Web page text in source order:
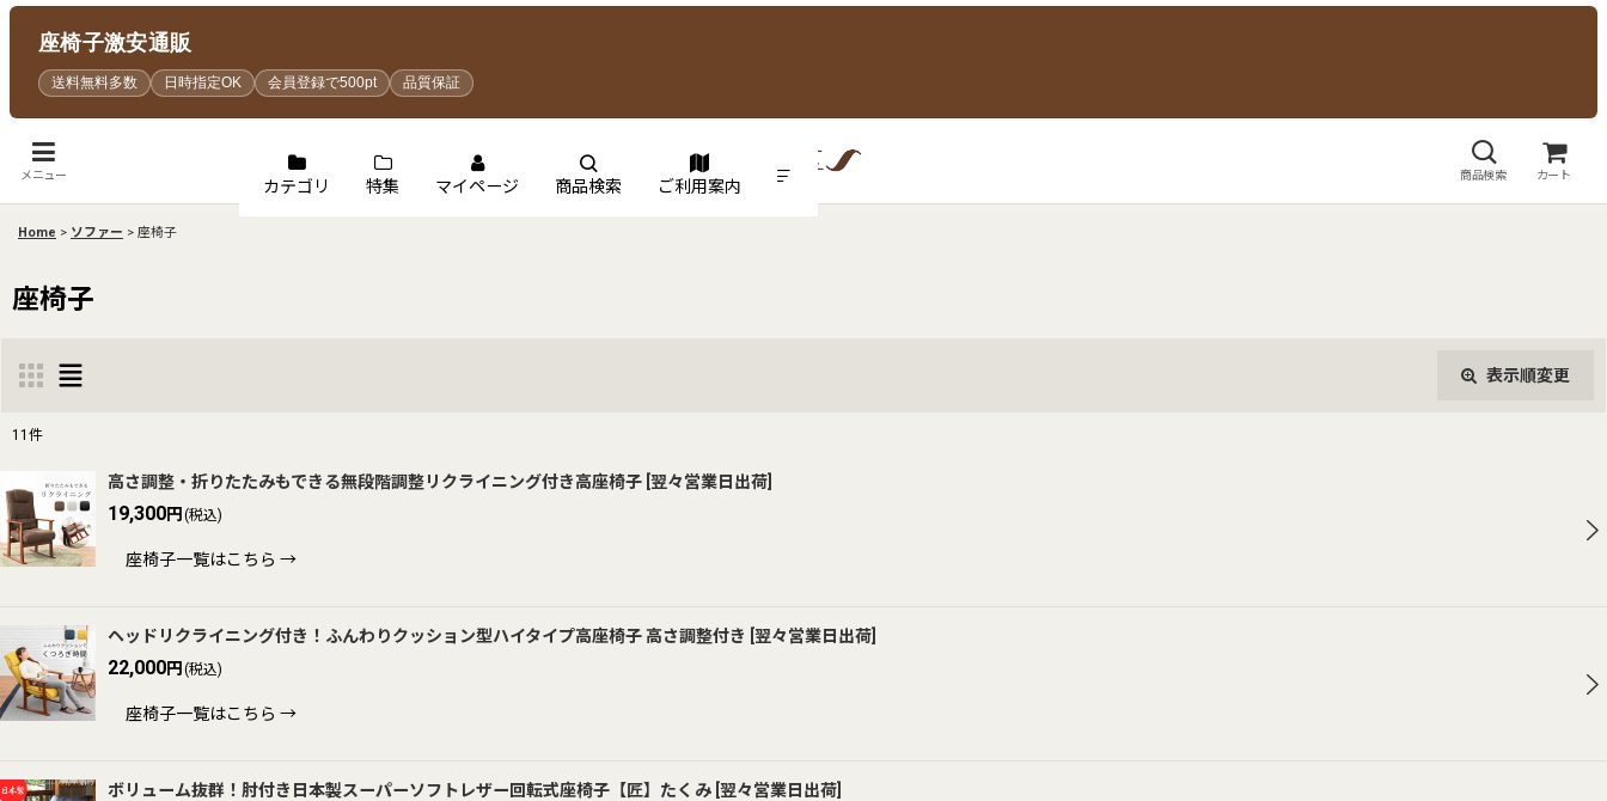
座椅子激安通販
送料無料多数 日時指定OK 会員登録で500pt 品質保証
メニュー 商品検索 カート
カテゴリ 特集 マイページ 商品検索 ご利用案内
Home > ソファー > 座椅子
座椅子
表示順変更
並び順:
11 件
高さ調整・折りたたみもできる無段階調整リクライニング付き高座椅子 翌々営業日出荷
19,300円 (税込)
座椅子一覧はこちら →
ヘッドリクライニング付き！ふんわりクッション型ハイタイプ高座椅子 高さ調整付き 翌々営業日出荷
22,000円 (税込)
座椅子一覧はこちら →
ボリューム抜群！肘付き日本製スーパーソフトレザー回転式座椅子【匠】たくみ 翌々営業日出荷